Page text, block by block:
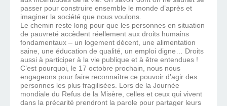
passer pour construire ensemble le monde d’après et
imaginer la société que nous voulons.
Le chemin reste long pour que les personnes en situation
de pauvreté accèdent réellement aux droits humains
fondamentaux – un logement décent, une alimentation
saine, une éducation de qualité, un emploi digne… Droits
aussi à participer à la vie publique et à être entendues !
C’est pourquoi, le 17 octobre prochain, nous nous
engageons pour faire reconnaître ce pouvoir d’agir des
personnes les plus fragilisées. Lors de la Journée
mondiale du Refus de la Misère, celles et ceux qui vivent
dans la précarité prendront la parole pour partager leurs